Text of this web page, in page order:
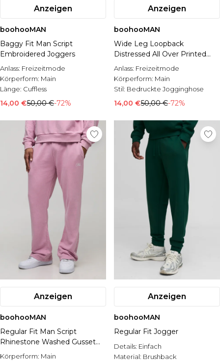
Anzeigen
boohooMAN
Baggy Fit Man Script
Embroidered Joggers
Anlass: Freizeitmode
Körperform: Main
Länge: Cuffless
14,00 €50,00 €-72%
Anzeigen
boohooMAN
Wide Leg Loopback
Distressed All Over Printed
Joggers
Anlass: Freizeitmode
Körperform: Main
Stil: Bedruckte Jogginghose
14,00 €50,00 €-72%
Anzeigen
boohooMAN
Regular Fit Man Script
Rhinestone Washed Gusset
Joggers
Körperform: Main
Anzeigen
boohooMAN
Regular Fit Jogger
Details: Einfach
Material: Brushback